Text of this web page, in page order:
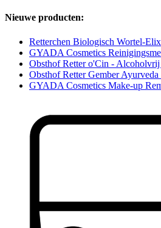
Nieuwe producten:
Retterchen Biologisch Wortel-
GYADA Cosmetics
Obsthof Retter o'Cin -
Obsthof Retter Gember
GYADA Cosmetics Make-up